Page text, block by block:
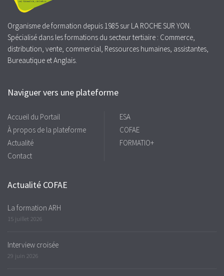
Organisme de formation depuis 1985 sur LA ROCHE SUR YON.
Spécialisé dans les formations du secteur tertiaire : Commerce,
distribution, vente, commercial, Ressources humaines, assistantes,
Bureautique et Anglais.
Naviguer vers une plateforme
Accueil du Portail
À propos de la plateforme
Actualité
Contact
ESA
COFAE
FORMATIO+
Actualité COFAE
La formation ARH
15 juillet 2026
Interview croisée
29 juin 2026